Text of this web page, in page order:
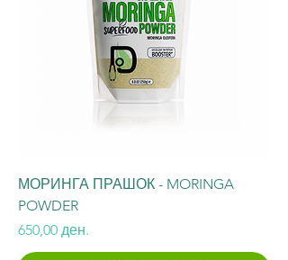
МОРИНГА ПРАШОК - MORINGA
POWDER
Price
650,00 ден.